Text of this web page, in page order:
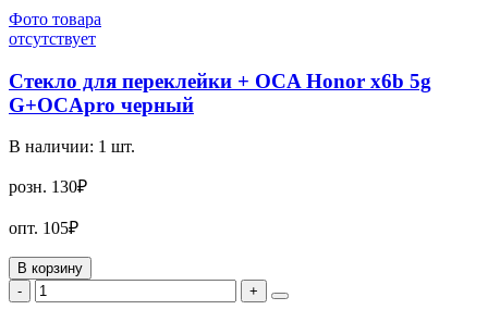
Фото товара
отсутствует
Стекло для переклейки + OCA Honor x6b 5g
G+OCApro черный
В наличии: 1 шт.
розн. 130₽
опт. 105₽
В корзину
-
+